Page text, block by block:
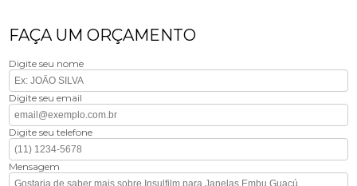
FAÇA UM ORÇAMENTO
Digite seu nome
Digite seu email
Digite seu telefone
Mensagem